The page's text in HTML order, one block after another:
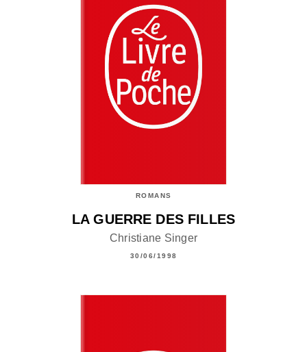
ROMANS
LA GUERRE DES FILLES
Christiane Singer
30/06/1998